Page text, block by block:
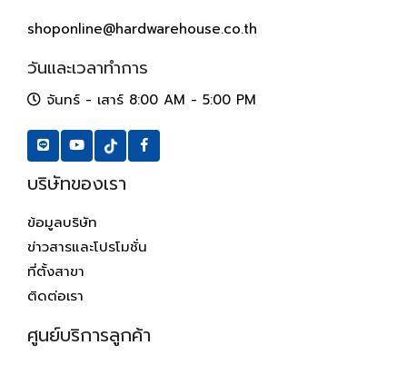
shoponline@hardwarehouse.co.th
วันและเวลาทำการ
จันทร์ - เสาร์ 8:00 AM - 5:00 PM
บริษัทของเรา
ข้อมูลบริษัท
ข่าวสารและโปรโมชั่น
ที่ตั้งสาขา
ติดต่อเรา
ศูนย์บริการลูกค้า